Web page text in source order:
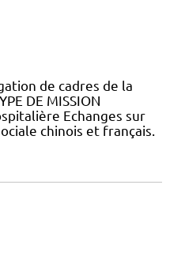
de cadres de la
DE MISSION
Echanges sur
chinois et français.